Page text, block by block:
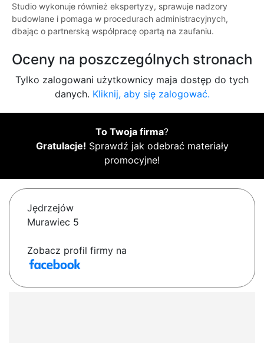
Studio wykonuje również ekspertyzy, sprawuje nadzory
budowlane i pomaga w procedurach administracyjnych,
dbając o partnerską współpracę opartą na zaufaniu.
Oceny na poszczególnych stronach
Tylko zalogowani użytkownicy maja dostęp do tych
danych. Kliknij, aby się zalogować.
To Twoja firma?
Gratulacje! Sprawdź jak odebrać materiały
promocyjne!
Jędrzejów
Murawiec 5
Zobacz profil firmy na